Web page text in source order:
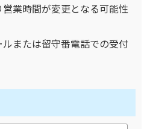
業時間が変更となる可能性
または留守番電話での受付